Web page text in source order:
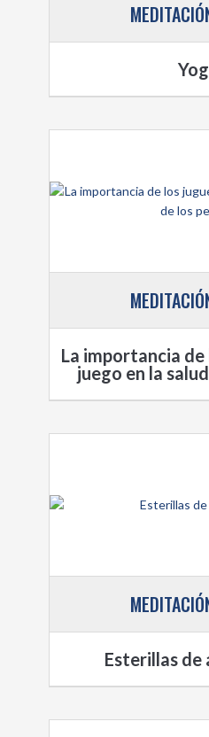
La importancia
juego en la
Esterillas de